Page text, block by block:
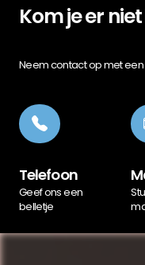
Kom je er
Neem contact op met
Telefoon
Geef ons een
belletje